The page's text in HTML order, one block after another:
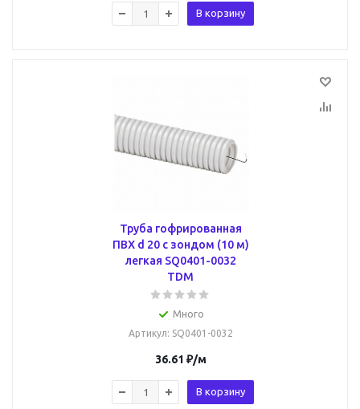
В корзину
Труба гофрированная
ПВХ d 20 с зондом (10 м)
легкая SQ0401-0032
TDM
Много
Артикул: SQ0401-0032
36.61 ₽/м
В корзину